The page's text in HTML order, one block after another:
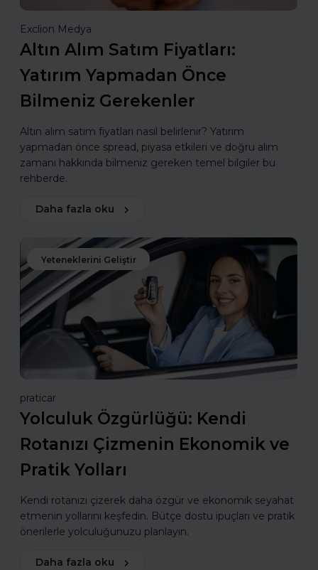
Exclion Medya
Altın Alım Satım Fiyatları:
Yatırım Yapmadan Önce
Bilmeniz Gerekenler
Altın alım satım fiyatları nasıl belirlenir? Yatırım
yapmadan önce spread, piyasa etkileri ve doğru alım
zamanı hakkında bilmeniz gereken temel bilgiler bu
rehberde.
Daha fazla oku
Yeteneklerini Geliştir
praticar
Yolculuk Özgürlüğü: Kendi
Rotanızı Çizmenin Ekonomik ve
Pratik Yolları
Kendi rotanızı çizerek daha özgür ve ekonomik seyahat
etmenin yollarını keşfedin. Bütçe dostu ipuçları ve pratik
önerilerle yolculuğunuzu planlayın.
Daha fazla oku